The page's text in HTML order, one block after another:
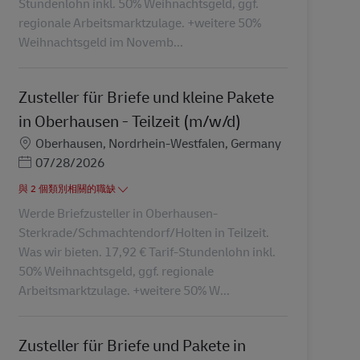
regionale Arbeitsmarktzulage. +weitere 50%
Weihnachtsgeld im Novemb...
Zusteller für Briefe und kleine Pakete
in Oberhausen - Teilzeit (m/w/d)
地點Oberhausen, Nordrhein-Westfalen, Germany
Posted Date
07/28/2026
與 2 個類別相關的職缺
Werde Briefzusteller in Oberhausen-
Sterkrade/Schmachtendorf/Holten in Teilzeit.
Was wir bieten. 17,92 € Tarif-Stundenlohn inkl.
50% Weihnachtsgeld, ggf. regionale
Arbeitsmarktzulage. +weitere 50% W...
Zusteller für Briefe und Pakete in